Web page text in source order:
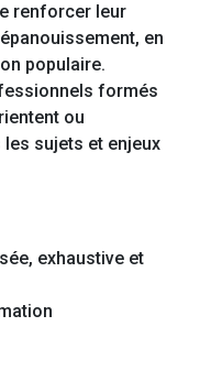
renforcer leur
en
populaire.
formés
ou
sujets et enjeux
exhaustive et